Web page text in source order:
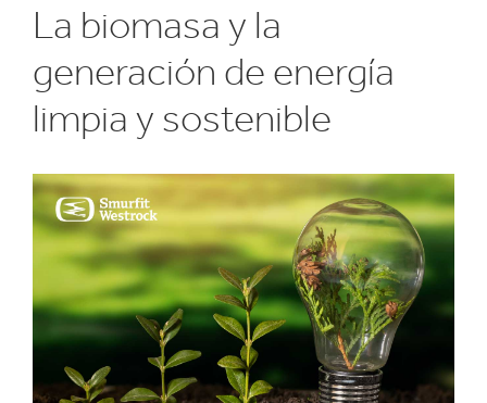
La biomasa y la
generación de energía
limpia y sostenible